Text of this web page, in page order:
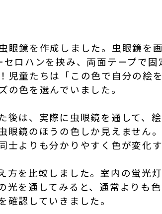
眼鏡を作成しました。虫眼鏡を
ロハンを挟み、両面テープで
児童たちは「この色で自分の絵
の色を選んでいました。
後は、実際に虫眼鏡を通して、
眼鏡のほうの色しか見えません
士よりも分かりやすく色が変化
方を比較しました。室内の蛍光
光を通してみると、通常よりも
認していきました。